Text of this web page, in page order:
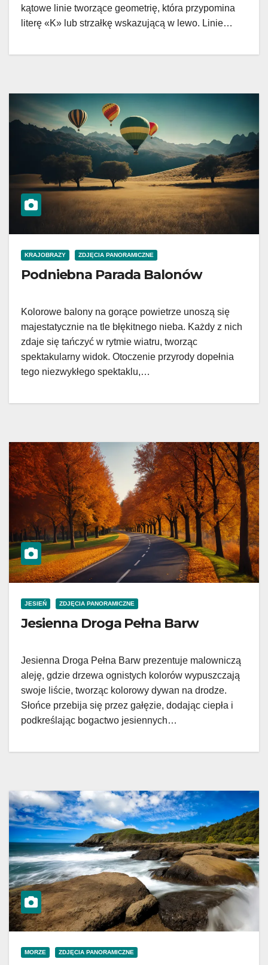
kątowe linie tworzące geometrię, która przypomina
literę «K» lub strzałkę wskazującą w lewo. Linie…
KRAJOBRAZY ZDJĘCIA PANORAMICZNE
Podniebna Parada Balonów
Kolorowe balony na gorące powietrze unoszą się
majestatycznie na tle błękitnego nieba. Każdy z nich
zdaje się tańczyć w rytmie wiatru, tworząc
spektakularny widok. Otoczenie przyrody dopełnia
tego niezwykłego spektaklu,…
JESIEŃ ZDJĘCIA PANORAMICZNE
Jesienna Droga Pełna Barw
Jesienna Droga Pełna Barw prezentuje malowniczą
aleję, gdzie drzewa ognistych kolorów wypuszczają
swoje liście, tworząc kolorowy dywan na drodze.
Słońce przebija się przez gałęzie, dodając ciepła i
podkreślając bogactwo jesiennych…
MORZE ZDJĘCIA PANORAMICZNE